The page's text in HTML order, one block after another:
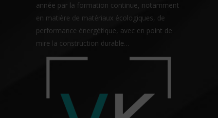
année par la formation continue, notamment
en matière de matériaux écologiques, de
performance énergétique, avec en point de
mire la construction durable…